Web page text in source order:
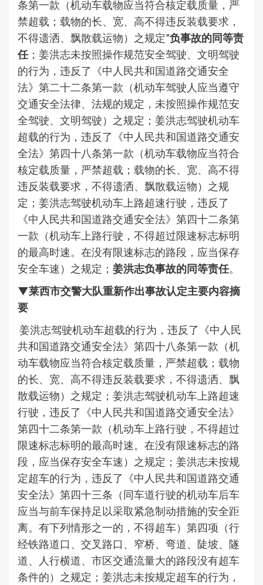
条第一款（机动车载物应当符合核定载质量，严
禁超载；载物的长、宽、高不得违反装载要求，
不得遗洒、飘散载运物）之规定”负事故的同等责
任；姜洪志未按照操作规范安全驾驶、文明驾驶
的行为，违反了《中人民共和国道路交通安全
法》第二十二条第一款（机动车驾驶人应当遵守
交通安全法律、法规的规定，未按照操作规范安
全驾驶、文明驾驶）之规定；姜洪志驾驶机动车
超载的行为，违反了《中人民共和国道路交通安
全法》第四十八条第一款（机动车载物应当符合
核定载质量，严禁超载；载物的长、宽、高不得
违反装载要求，不得遗洒、飘散载运物）之规
定；姜洪志驾驶机动车上路超速行驶，违反了
《中人民共和国道路交通安全法》第四十二条第
一款（机动车上路行驶，不得超过限速标志标明
的最高时速。在没有限速标志的路段，应当保存
安全车速）之规定； 姜洪志负事故的同等责任。
▼莱西市交警大队重新作出事故认定主要内容摘
要
姜洪志驾驶机动车超载的行为，违反了《中人民
共和国道路交通安全法》第四十八条第一款（机
动车载物应当符合核定载质量，严禁超载；载物
的长、宽、高不得违反装载要求，不得遗洒、飘
散载运物）之规定；姜洪志驾驶机动车上路超速
行驶，违反了《中人民共和国道路交通安全法》
第四十二条第一款（机动车上路行驶，不得超过
限速标志标明的最高时速。在没有限速标志的路
段，应当保存安全车速）之规定；姜洪志未按规
定超车的行为，违反了《中人民共和国道路交通
安全法》第四十三条（同车道行驶的机动车后车
应当与前车保持足以采取紧急制动措施的安全距
离。有下列情形之一的，不得超车）第四项（行
经铁路道口、交叉路口、窄桥、弯道、陡坡、隧
道、人行横道、市区交通流量大的路段没有超车
条件的）之规定；姜洪志未按规定超车的行为，